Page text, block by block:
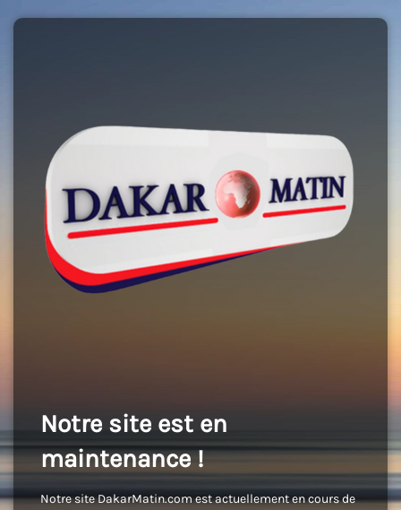
Notre site est en
maintenance !
Notre site DakarMatin.com est actuellement en cours de